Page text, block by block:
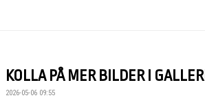
BILDGALLERI
KOLLA PÅ MER BILDER I GALLERI
2026-05-06 09:55